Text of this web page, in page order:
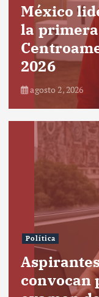
México
la primera
2026
agosto 2, 2026
Política
convocan